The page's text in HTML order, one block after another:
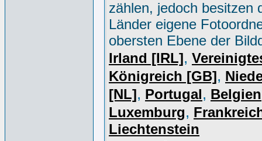
zählen, jedoch besitzen
Länder eigene
obersten Ebene der
Irland [IRL],
Königreich [GB],
[NL], Portugal, Belgien
Luxemburg,
Liechtenstein